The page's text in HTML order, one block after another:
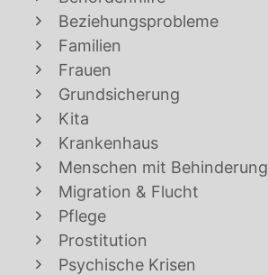
Beziehungsprobleme
Familien
Frauen
Grundsicherung
Kita
Krankenhaus
Menschen mit Behinderung
Migration & Flucht
Pflege
Prostitution
Psychische Krisen